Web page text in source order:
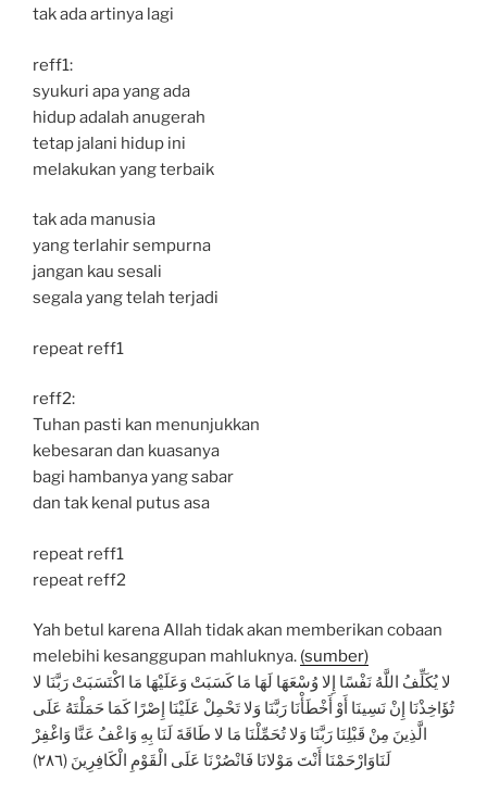
tak ada artinya lagi
reff1:
syukuri apa yang ada
hidup adalah anugerah
tetap jalani hidup ini
melakukan yang terbaik
tak ada manusia
yang terlahir sempurna
jangan kau sesali
segala yang telah terjadi
repeat reff1
reff2:
Tuhan pasti kan menunjukkan
kebesaran dan kuasanya
bagi hambanya yang sabar
dan tak kenal putus asa
repeat reff1
repeat reff2
Yah betul karena Allah tidak akan memberikan cobaan
melebihi kesanggupan mahluknya. (sumber)
لا يُكَلِّفُ اللَّهُ نَفْسًا إِلا وُسْعَهَا لَهَا مَا كَسَبَتْ وَعَلَيْهَا مَا اكْتَسَبَتْ رَبَّنَا لا
تُؤَاخِذْنَا إِنْ نَسِينَا أَوْ أَخْطَأْنَا رَبَّنَا وَلا تَحْمِلْ عَلَيْنَا إِصْرًا كَمَا حَمَلْتَهُ عَلَى
الَّذِينَ مِنْ قَبْلِنَا رَبَّنَا وَلا تُحَمِّلْنَا مَا لا طَاقَةَ لَنَا بِهِ وَاعْفُ عَنَّا وَاغْفِرْ
لَنَاوَارْحَمْنَا أَنْتَ مَوْلانَا فَانْصُرْنَا عَلَى الْقَوْمِ الْكَافِرِينَ (٢٨٦)